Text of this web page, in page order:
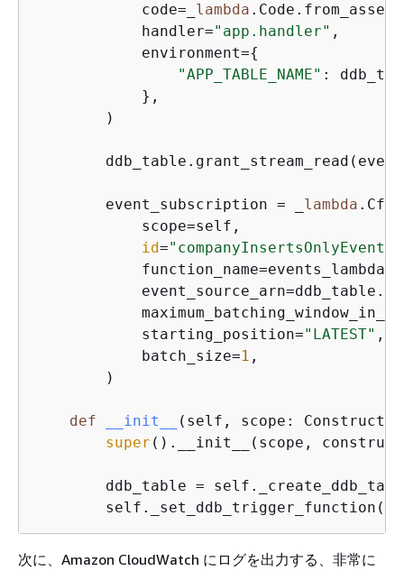
            code=_
lambda .Code.from_asset(
            handler=
"app.handler" ,
            environment=
{
"APP_TABLE_NAME" :
            },
        )
        event_subscription = _
lambda
            scope=self,
id=
            starting_position=
"LATEST" ,
            batch_size=
1 ,
        )
def __init__ ( self, scope:
super ().__init__(scope,
ddb_table =
次に、Amazon CloudWatch にログを出力する、非常に